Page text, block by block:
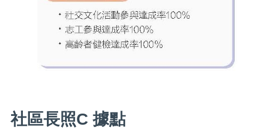
社區長照C 據點